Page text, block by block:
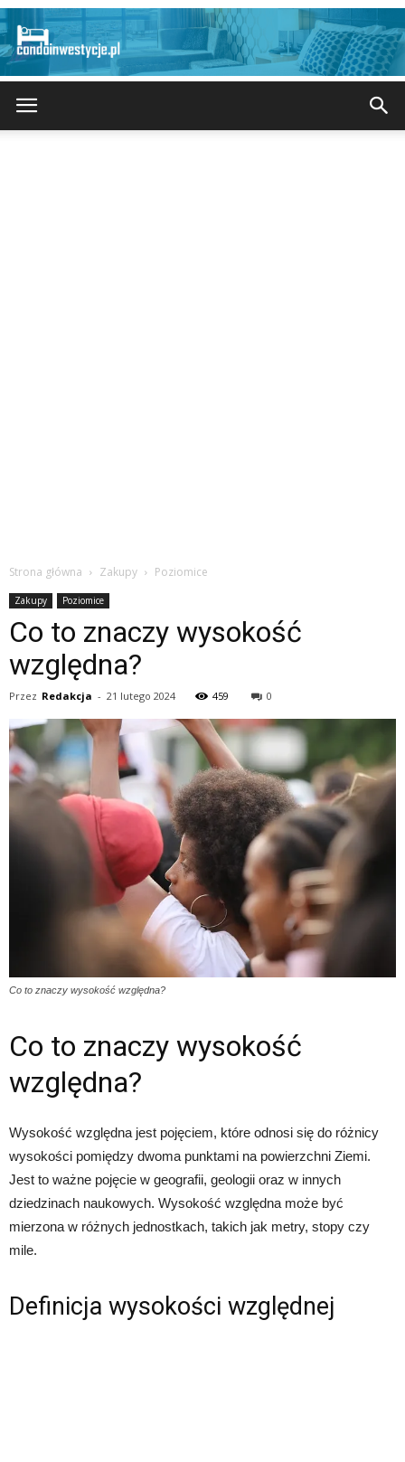
Strona główna Zakupy Poziomice
Zakupy Poziomice
Co to znaczy wysokość
względna?
Przez Redakcja - 21 lutego 2024 459 0
Co to znaczy wysokość względna?
Co to znaczy wysokość
względna?
Wysokość względna jest pojęciem, które odnosi się do różnicy
wysokości pomiędzy dwoma punktami na powierzchni Ziemi.
Jest to ważne pojęcie w geografii, geologii oraz w innych
dziedzinach naukowych. Wysokość względna może być
mierzona w różnych jednostkach, takich jak metry, stopy czy
mile.
Definicja wysokości względnej